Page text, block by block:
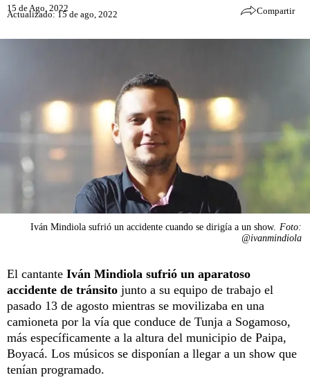
15 de Ago, 2022
Actualizado: 15 de ago, 2022 Compartir
Iván Mindiola sufrió un accidente cuando se dirigía a un show. Foto:
@ivanmindiola
El cantante Iván Mindiola sufrió un aparatoso
accidente de tránsito junto a su equipo de trabajo el
pasado 13 de agosto mientras se movilizaba en una
camioneta por la vía que conduce de Tunja a Sogamoso,
más específicamente a la altura del municipio de Paipa,
Boyacá. Los músicos se disponían a llegar a un show que
tenían programado.